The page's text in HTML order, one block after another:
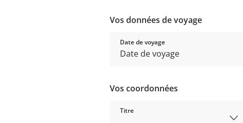
Vos données de voyage
Date de voyage
Vos coordonnées
Titre